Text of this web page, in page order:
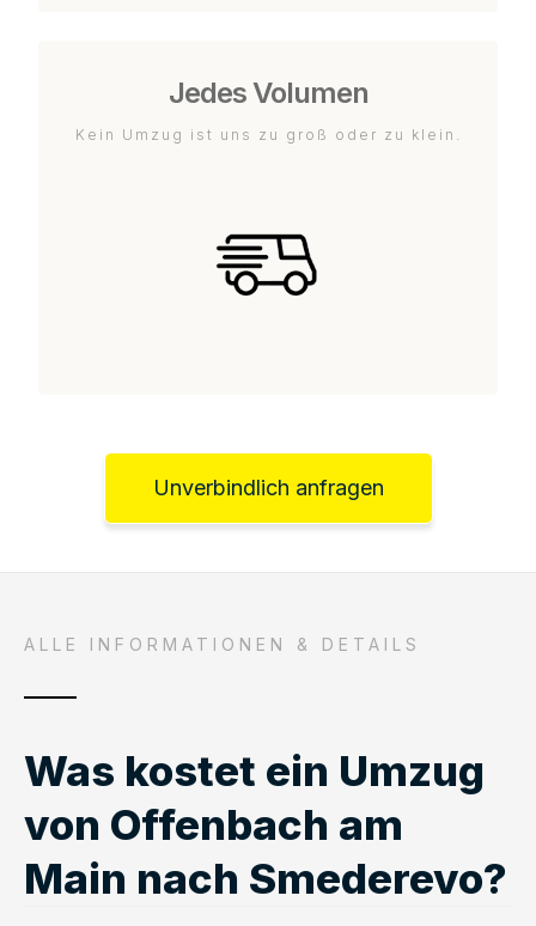
Jedes Volumen
Kein Umzug ist uns zu groß oder zu klein.
Unverbindlich anfragen
ALLE INFORMATIONEN & DETAILS
Was kostet ein Umzug
von Offenbach am
Main nach Smederevo?